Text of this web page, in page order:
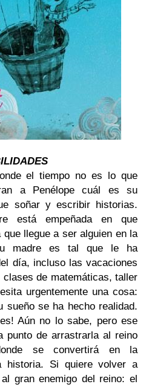
el tiempo no es lo que
a Penélope cuál es su
soñar y escribir historias.
está empeñada en que
que llegue a ser alguien en la
madre es tal que le ha
día, incluso las vacaciones
clases de matemáticas, taller
urgentemente una cosa:
sueño se ha hecho realidad.
Aún no lo sabe, pero ese
punto de arrastrarla al reino
se convertirá en la
historia. Si quiere volver a
gran enemigo del reino: el